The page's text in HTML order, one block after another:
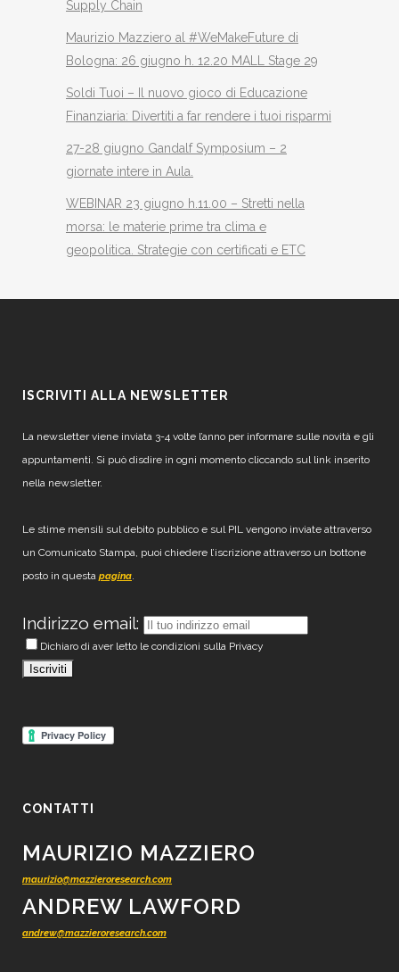
Supply Chain
Maurizio Mazziero al #WeMakeFuture di
Bologna: 26 giugno h. 12.20 MALL Stage 29
Soldi Tuoi – Il nuovo gioco di Educazione
Finanziaria: Divertiti a far rendere i tuoi risparmi
27-28 giugno Gandalf Symposium – 2
giornate intere in Aula.
WEBINAR 23 giugno h.11.00 – Stretti nella
morsa: le materie prime tra clima e
geopolitica. Strategie con certificati e ETC
ISCRIVITI ALLA NEWSLETTER
La newsletter viene inviata 3-4 volte l’anno per informare sulle novità e gli
appuntamenti. Si può disdire in ogni momento cliccando sul link inserito
nella newsletter.
Le stime mensili sul debito pubblico e sul PIL vengono inviate attraverso
un Comunicato Stampa, puoi chiedere l’iscrizione attraverso un bottone
posto in questa pagina.
Indirizzo email:
Dichiaro di aver letto le condizioni sulla Privacy
CONTATTI
MAURIZIO MAZZIERO
maurizio@mazzieroresearch.com
ANDREW LAWFORD
andrew@mazzieroresearch.com